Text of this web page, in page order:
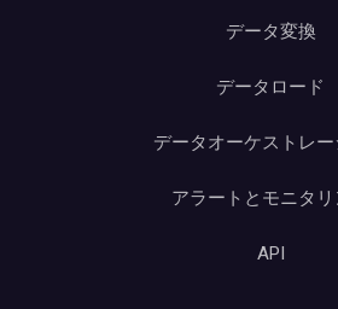
データ変換
データロード
データオーケストレ
アラートとモニタ
API